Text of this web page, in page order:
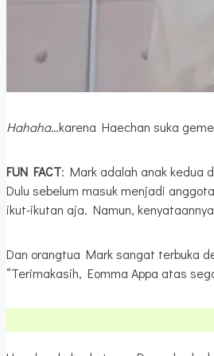
Hahaha…karena Haechan suka
FUN FACT: Mark adalah anak kedua
Dulu sebelum masuk menjadi
ikut-ikutan aja. Namun,
Dan orangtua Mark sangat terbuka
“Terimakasih, Eomma Appa atas